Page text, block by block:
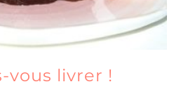
vous livrer !